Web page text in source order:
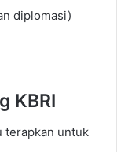
diplomasi)
KBRI
terapkan untuk